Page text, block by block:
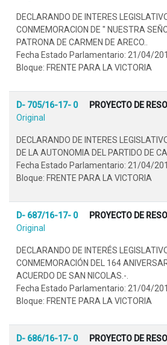
DECLARANDO DE INTERES
CONMEMORACION DE " NUESTRA
PATRONA DE CARMEN DE ARECO..
Fecha Estado Parlamentario: 21/04/
Bloque: FRENTE PARA LA VICTORIA
D- 705/16-17- 0 PROYECTO DE
Original
DECLARANDO DE INTERES
DE LA AUTONOMIA DEL PARTIDO DE
Fecha Estado Parlamentario: 21/04/
Bloque: FRENTE PARA LA VICTORIA
D- 687/16-17- 0 PROYECTO DE
Original
DECLARANDO DE INTERÉS
CONMEMORACIÓN DEL 164
ACUERDO DE SAN NICOLAS.-.
Fecha Estado Parlamentario: 21/04/
Bloque: FRENTE PARA LA VICTORIA
D- 686/16-17- 0 PROYECTO DE